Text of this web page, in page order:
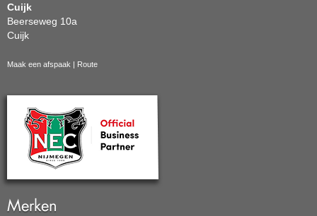
Cuijk
Beerseweg 10a
Cuijk
Maak een afspaak | Route
Merken